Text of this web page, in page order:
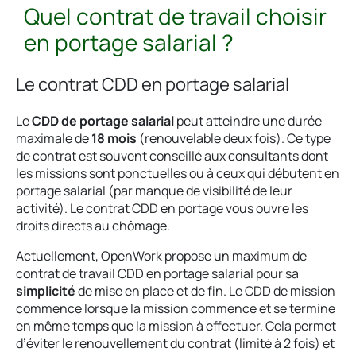
Quel contrat de travail choisir
en portage salarial ?
Le contrat CDD en portage salarial
LeCDD de portage salarialpeut atteindre une durée
maximale de18 mois (renouvelable deux fois). Ce type
de contrat est souvent conseillé aux consultants dont
les missions sont ponctuelles ou à ceux qui débutent en
portage salarial (par manque de visibilité de leur
activité). Le contrat CDD en portage vous ouvre les
droits directs au chômage.
Actuellement, OpenWork propose un maximum de
contrat de travail CDD en portage salarial pour sa
simplicitéde mise en place et de fin. Le CDD de mission
commence lorsque la mission commence et se termine
en même temps que la mission à effectuer. Cela permet
d’éviter le renouvellement du contrat (limité à 2 fois) et